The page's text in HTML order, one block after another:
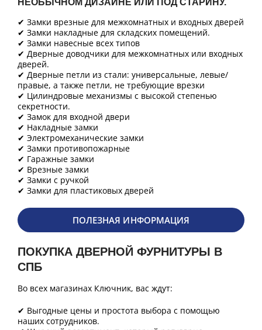
НЕОБЫЧНОМ ДИЗАЙНЕ ИЛИ ПОД СТАРИНУ.
✔ Замки врезные для межкомнатных и входных дверей
✔ Замки накладные для складских помещений.
✔ Замки навесные всех типов
✔ Дверные доводчики для межкомнатных или входных
дверей.
✔ Дверные петли из стали: универсальные, левые/
правые, а также петли, не требующие врезки
✔ Цилиндровые механизмы с высокой степенью
секретности.
✔ Замок для входной двери
✔ Накладные замки
✔ Электромеханические замки
✔ Замки противопожарные
✔ Гаражные замки
✔ Врезные замки
✔ Замки с ручкой
✔ Замки для пластиковых дверей
ПОЛЕЗНАЯ ИНФОРМАЦИЯ
ПОКУПКА ДВЕРНОЙ ФУРНИТУРЫ В
СПБ
Во всех магазинах Ключник, вас ждут:
✔ Выгодные цены и простота выбора с помощью
наших сотрудников.